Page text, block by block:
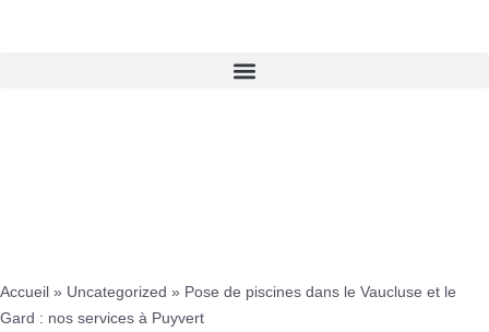
Accueil » Uncategorized » Pose de piscines dans le Vaucluse et le
Gard : nos services à Puyvert